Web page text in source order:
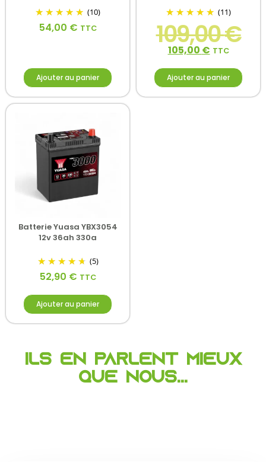
(10)
54,00 € TTC
Ajouter au panier
(11)
109,00€
105,00 € TTC
Ajouter au panier
Batterie Yuasa YBX3054
12v 36ah 330a
(5)
52,90 € TTC
Ajouter au panier
Ils en parlent mieux
que nous...